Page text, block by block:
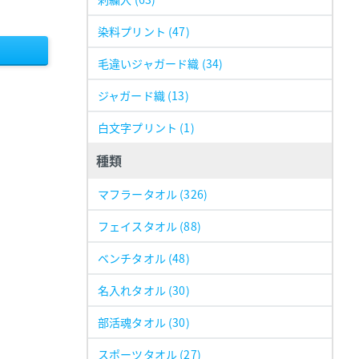
染料プリント (47)
毛違いジャガード織 (34)
ジャガード織 (13)
白文字プリント (1)
種類
マフラータオル (326)
フェイスタオル (88)
ベンチタオル (48)
名入れタオル (30)
部活魂タオル (30)
スポーツタオル (27)